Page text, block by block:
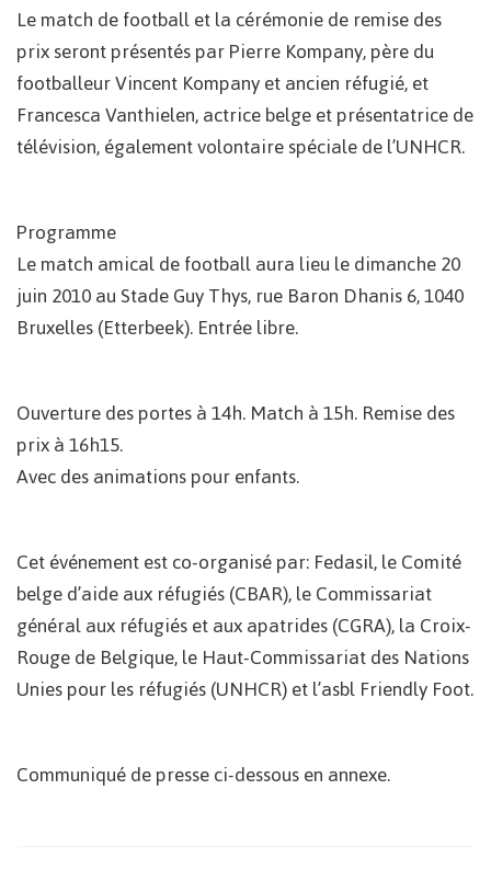
Le match de football et la cérémonie de remise des
prix seront présentés par Pierre Kompany, père du
footballeur Vincent Kompany et ancien réfugié, et
Francesca Vanthielen, actrice belge et présentatrice de
télévision, également volontaire spéciale de l’UNHCR.
Programme
Le match amical de football aura lieu le dimanche 20
juin 2010 au Stade Guy Thys, rue Baron Dhanis 6, 1040
Bruxelles (Etterbeek). Entrée libre.
Ouverture des portes à 14h. Match à 15h. Remise des
prix à 16h15.
Avec des animations pour enfants.
Cet événement est co-organisé par: Fedasil, le Comité
belge d’aide aux réfugiés (CBAR), le Commissariat
général aux réfugiés et aux apatrides (CGRA), la Croix-
Rouge de Belgique, le Haut-Commissariat des Nations
Unies pour les réfugiés (UNHCR) et l’asbl Friendly Foot.
Communiqué de presse ci-dessous en annexe.